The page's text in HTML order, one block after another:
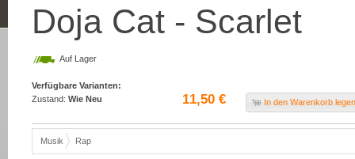
Doja Cat - Scarlet
Auf Lager
Verfügbare Varianten:
Zustand: Wie Neu 11,50 € In den Warenkorb
Musik Rap